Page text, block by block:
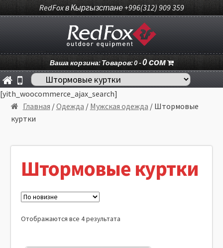
RedFox в Кыргызстане +996(312) 909 359
Ваша корзина: Товаров: 0 -0сом
[yith_woocommerce_ajax_search]
Главная /Одежда / Мужская одежда / Штормовые
куртки
Штормовые куртки
Отображаются все 4 результата